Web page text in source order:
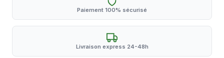
Paiement 100% sécurisé
Livraison express 24-48h